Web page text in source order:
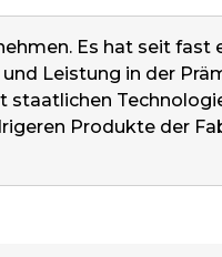
Es hat seit fast
Leistung in der
Produkte der